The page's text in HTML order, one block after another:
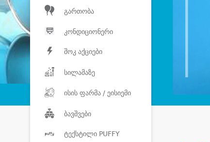
გართობა
კონდიციონერი
შოკ აქციები
სილამაზე
ისის ფარმა / ეისიემი
ბავშვები
ტექსტილი PUFFY